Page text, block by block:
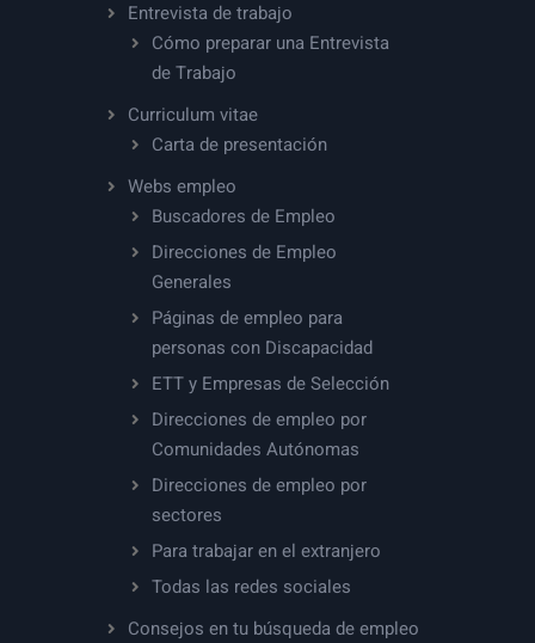
Entrevista de trabajo
Cómo preparar una Entrevista
de Trabajo
Curriculum vitae
Carta de presentación
Webs empleo
Buscadores de Empleo
Direcciones de Empleo
Generales
Páginas de empleo para
personas con Discapacidad
ETT y Empresas de Selección
Direcciones de empleo por
Comunidades Autónomas
Direcciones de empleo por
sectores
Para trabajar en el extranjero
Todas las redes sociales
Consejos en tu búsqueda de empleo